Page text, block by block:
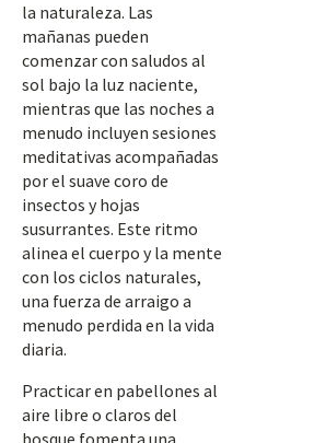
la naturaleza. Las
mañanas pueden
comenzar con saludos al
sol bajo la luz naciente,
mientras que las noches a
menudo incluyen sesiones
meditativas acompañadas
por el suave coro de
insectos y hojas
susurrantes. Este ritmo
alinea el cuerpo y la mente
con los ciclos naturales,
una fuerza de arraigo a
menudo perdida en la vida
diaria.
Practicar en pabellones al
aire libre o claros del
bosque fomenta una